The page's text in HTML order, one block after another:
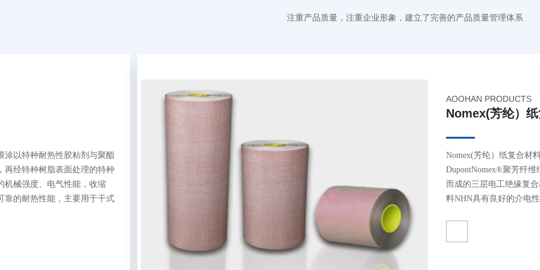
注重产品质量，注重企业形象，建立了完善的产品质量管理体系
涂以特种耐热性胶粘剂与聚酯
再经特种树脂表面处理的特种
机械强度、电气性能，收缩
靠的耐热性能，主要用于干式
AOOHAN PRODUCTS
Nomex(芳纶）
Nomex(芳纶）纸复合材
DupontNomex®聚芳纤
而成的三层电工绝缘复
料NHN具有良好的介电